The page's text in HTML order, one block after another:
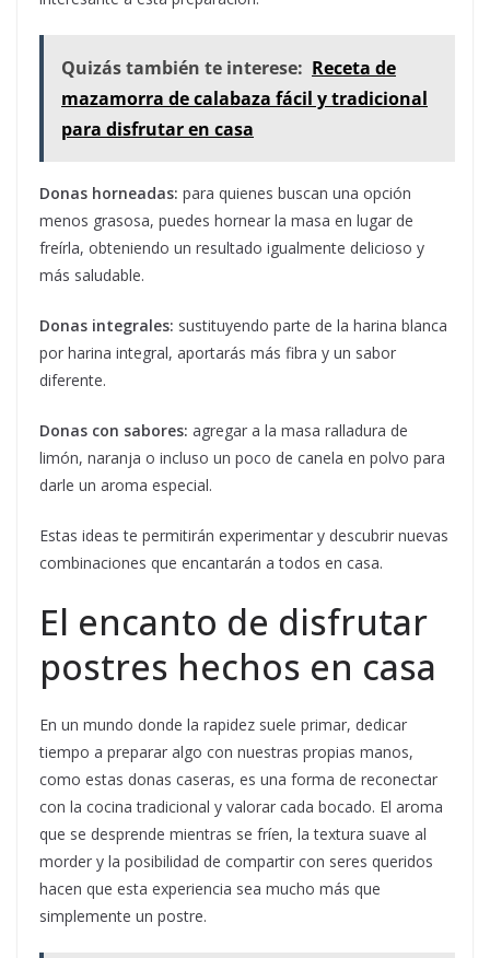
Quizás también te interese: Receta de
mazamorra de calabaza fácil y tradicional
para disfrutar en casa
Donas horneadas: para quienes buscan una opción
menos grasosa, puedes hornear la masa en lugar de
freírla, obteniendo un resultado igualmente delicioso y
más saludable.
Donas integrales: sustituyendo parte de la harina blanca
por harina integral, aportarás más fibra y un sabor
diferente.
Donas con sabores: agregar a la masa ralladura de
limón, naranja o incluso un poco de canela en polvo para
darle un aroma especial.
Estas ideas te permitirán experimentar y descubrir nuevas
combinaciones que encantarán a todos en casa.
El encanto de disfrutar
postres hechos en casa
En un mundo donde la rapidez suele primar, dedicar
tiempo a preparar algo con nuestras propias manos,
como estas donas caseras, es una forma de reconectar
con la cocina tradicional y valorar cada bocado. El aroma
que se desprende mientras se fríen, la textura suave al
morder y la posibilidad de compartir con seres queridos
hacen que esta experiencia sea mucho más que
simplemente un postre.